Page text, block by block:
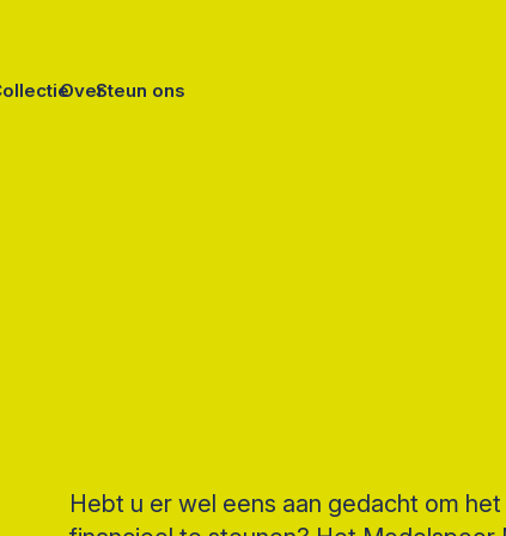
OverSteun ons
Hebt u er wel eens aan gedacht om